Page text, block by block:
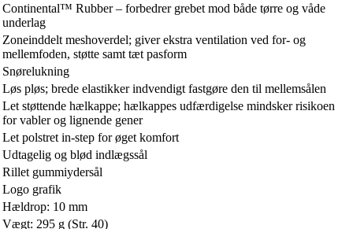
Continental™ Rubber – forbedrer grebet mod både tørre og våde
underlag
Zoneinddelt meshoverdel; giver ekstra ventilation ved for- og
mellemfoden, støtte samt tæt pasform
Snørelukning
Løs pløs; brede elastikker indvendigt fastgøre den til mellemsålen
Let støttende hælkappe; hælkappes udfærdigelse mindsker risikoen
for vabler og lignende gener
Let polstret in-step for øget komfort
Udtagelig og blød indlægssål
Rillet gummiydersål
Logo grafik
Hældrop: 10 mm
Vægt: 295 g (Str. 40)